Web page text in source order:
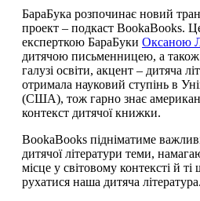
БараБука розпочинає новий
проект – подкаст BookaBooks.
експерткою БараБуки Оксаною
дитячою письменницею, а
галузі освіти, акцент – дитяча
отримала науковий ступінь в
(США), тож гарно знає
контекст дитячої книжки.
BookaBooks підніматиме
дитячої літератури теми,
місце у світовому контексті й
рухатися наша дитяча література.